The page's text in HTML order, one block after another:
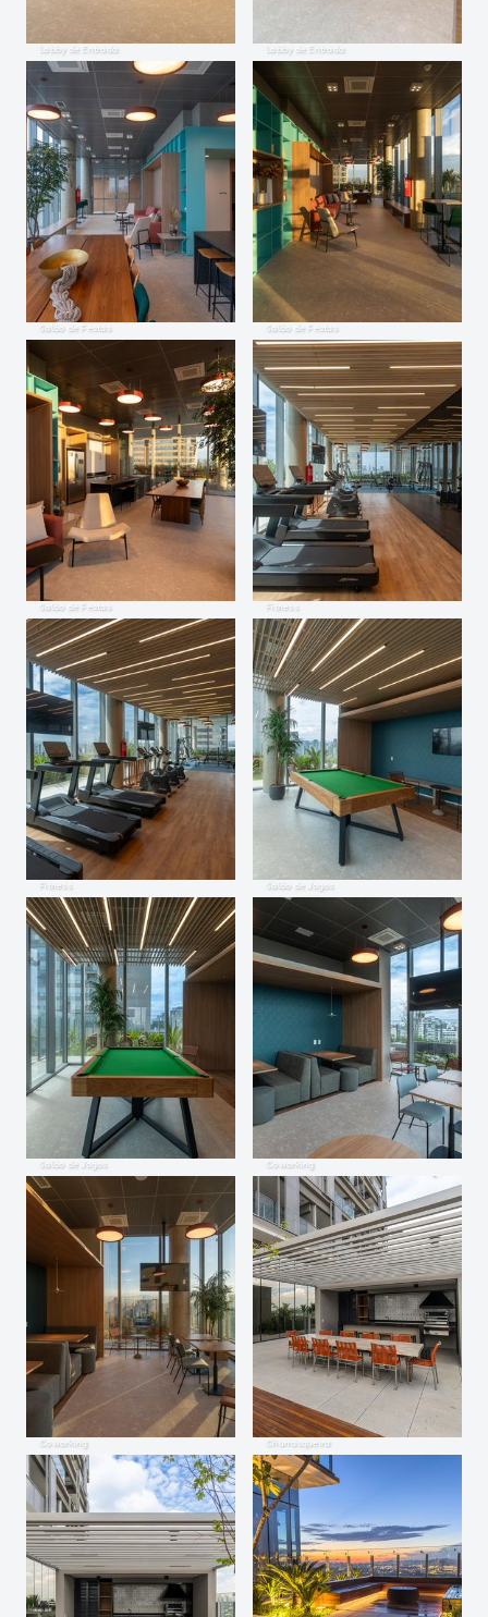
Lobby de Entrada Lobby de Entrada
Salão de Festas Salão de Festas
Salão de Festas Fitness
Fitness Salão de Jogos
Salão de Jogos Coworking
Coworking Churrasqueira